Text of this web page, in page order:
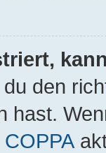
den
hast.
COPPA